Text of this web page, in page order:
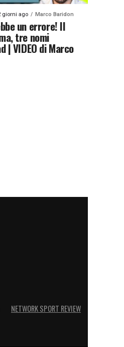
giorni ago Marco Baridon
un errore! Il
tre nomi
| VIDEO di Marco
NETWORK SPORT REVIEW